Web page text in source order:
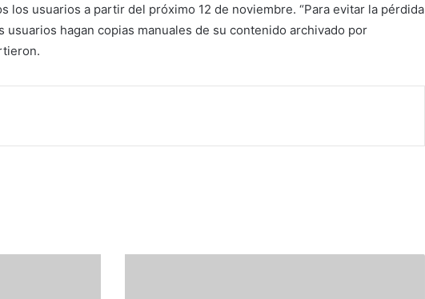
los usuarios a partir del próximo 12 de noviembre. “Para evitar la pérdida
usuarios hagan copias manuales de su contenido archivado por